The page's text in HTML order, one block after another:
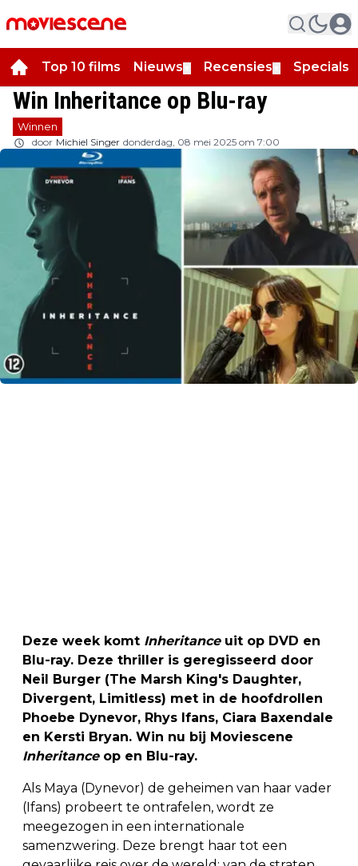
Top 10 films Nieuws Recensies Specials
Win Inheritance op Blu-ray
Winnen
door Michiel Singer donderdag, 08 mei 2025 om 7:00
Deze week komt Inheritanceuit op DVD en
Blu-ray. Deze thriller is geregisseerd door
Neil Burger (The Marsh King's Daughter,
Divergent, Limitless) met in de hoofdrollen
Phoebe Dynevor, Rhys Ifans, Ciara Baxendale
en Kersti Bryan. Win nu bij Moviescene
Inheritanceop en Blu-ray.
Als Maya (Dynevor) de geheimen van haar vader
(Ifans) probeert te ontrafelen, wordt ze
meegezogen in een internationale
samenzwering. Deze brengt haar tot een